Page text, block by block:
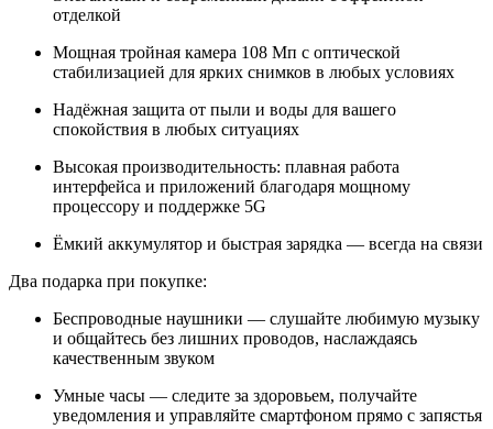
отделкой
Мощная тройная камера 108 Мп с оптической
стабилизацией для ярких снимков в любых условиях
Надёжная защита от пыли и воды для вашего
спокойствия в любых ситуациях
Высокая производительность: плавная работа
интерфейса и приложений благодаря мощному
процессору и поддержке 5G
Ёмкий аккумулятор и быстрая зарядка — всегда на связи
Два подарка при покупке:
Беспроводные наушники — слушайте любимую музыку
и общайтесь без лишних проводов, наслаждаясь
качественным звуком
Умные часы — следите за здоровьем, получайте
уведомления и управляйте смартфоном прямо с запястья